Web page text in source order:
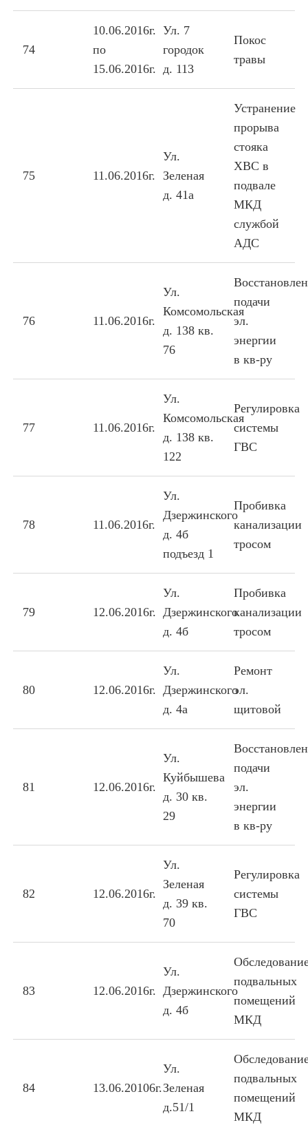
74
10.06.2016г.
по
15.06.2016г.
Ул. 7
городок
д. 113
Покос
травы
75 11.06.2016г.
Ул.
Зеленая
д. 41а
Устранение
прорыва
стояка
ХВС в
подвале
МКД
службой
АДС
76 11.06.2016г.
Ул.
Комсомольская
д. 138 кв.
76
подачи
эл.
энергии
в кв-ру
77 11.06.2016г.
Ул.
Комсомольская
д. 138 кв.
122
Регулировка
системы
ГВС
78 11.06.2016г.
Ул.
Дзержинского
д. 4б
подъезд 1
Пробивка
канализации
тросом
79 12.06.2016г.
Ул.
Дзержинского
д. 4б
Пробивка
канализации
тросом
80 12.06.2016г.
Ул.
Дзержинского
д. 4а
Ремонт
эл.
щитовой
81 12.06.2016г.
Ул.
Куйбышева
д. 30 кв.
29
подачи
эл.
энергии
в кв-ру
82 12.06.2016г.
Ул.
Зеленая
д. 39 кв.
70
Регулировка
системы
ГВС
83 12.06.2016г.
Ул.
Дзержинского
д. 4б
подвальных
помещений
МКД
84 13.06.20106г.
Ул.
Зеленая
д.51/1
подвальных
помещений
МКД